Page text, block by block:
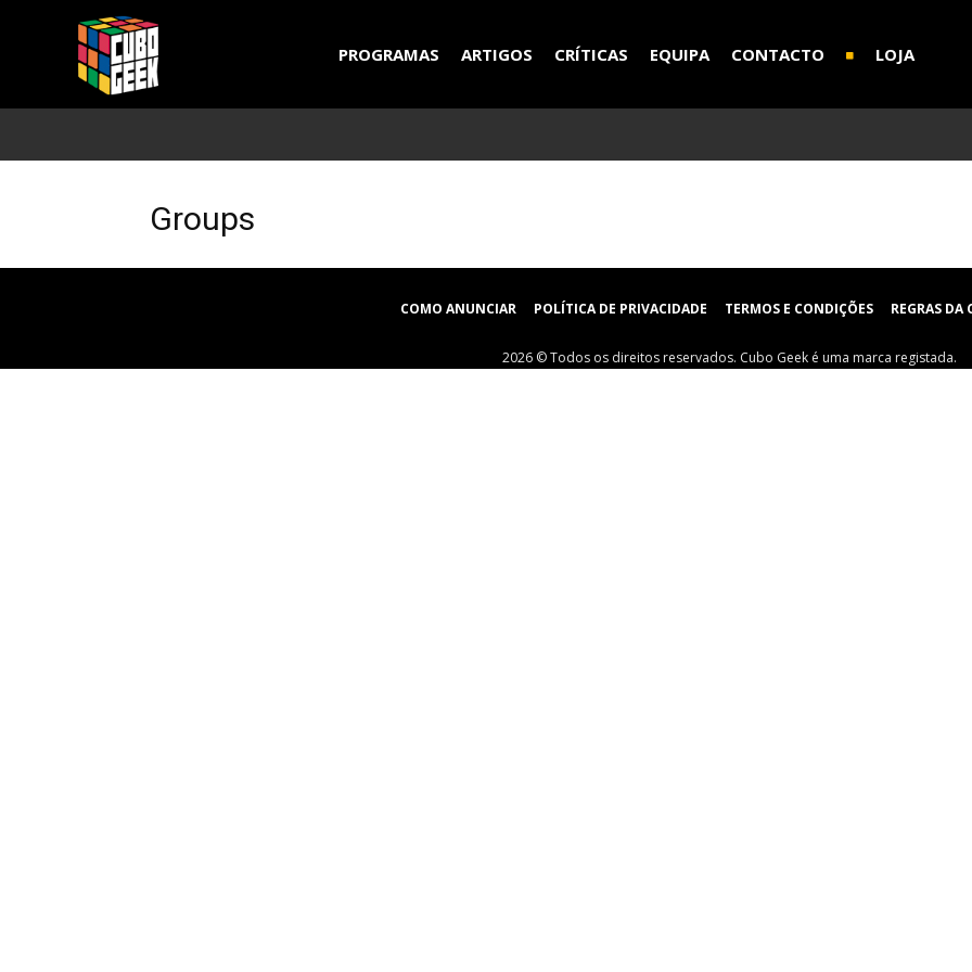
Geek
PROGRAMAS ARTIGOS CRÍTICAS EQUIPA CONTACTO LOJA
Groups
COMO ANUNCIAR POLÍTICA DE PRIVACIDADE TERMOS E CONDIÇÕES REGRAS DA
2026 © Todos os direitos reservados. Cubo Geek é uma marca registada.